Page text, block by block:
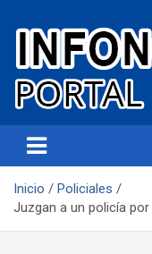
Infonoa
Inicio
Policiales
Juzgan a un policía